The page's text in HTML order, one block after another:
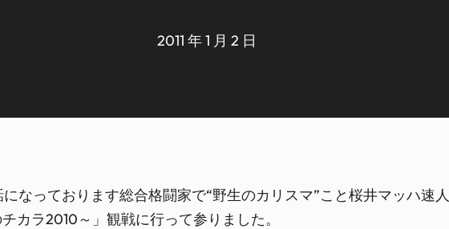
2011 年 1 月 2 日
なっております総合格闘家で“野生のカリスマ”こと桜井マッハ
カラ2010～」観戦に行って参りました。